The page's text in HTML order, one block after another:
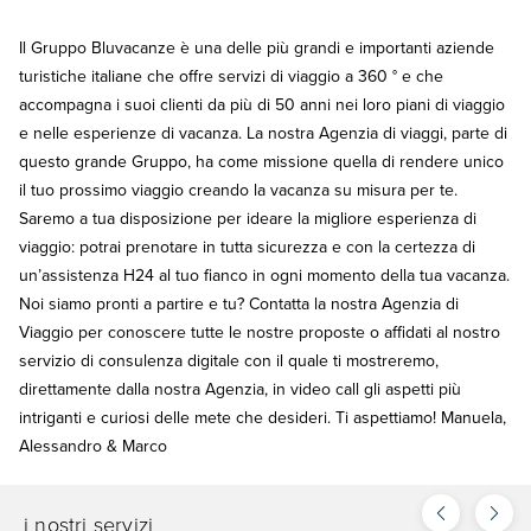
Il Gruppo Bluvacanze è una delle più grandi e importanti aziende
turistiche italiane che offre servizi di viaggio a 360 ° e che
accompagna i suoi clienti da più di 50 anni nei loro piani di viaggio
e nelle esperienze di vacanza. La nostra Agenzia di viaggi, parte di
questo grande Gruppo, ha come missione quella di rendere unico
il tuo prossimo viaggio creando la vacanza su misura per te.
Saremo a tua disposizione per ideare la migliore esperienza di
viaggio: potrai prenotare in tutta sicurezza e con la certezza di
un’assistenza H24 al tuo fianco in ogni momento della tua vacanza.
Noi siamo pronti a partire e tu? Contatta la nostra Agenzia di
Viaggio per conoscere tutte le nostre proposte o affidati al nostro
servizio di consulenza digitale con il quale ti mostreremo,
direttamente dalla nostra Agenzia, in video call gli aspetti più
intriganti e curiosi delle mete che desideri. Ti aspettiamo! Manuela,
Alessandro & Marco